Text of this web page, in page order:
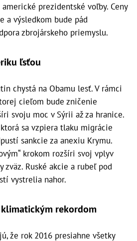
prezidentské voľby. Ceny
a výsledkom bude pád
zbrojárskeho priemyslu.
ľsťou
chystá na Obamu lesť. V rámci
cieľom bude zničenie
svoju moc v Sýrii až za hranice.
sa vzpiera tlaku migrácie
sankcie za anexiu Krymu.
krokom rozšíri svoj vplyv
zväz. Ruské akcie a rubeľ pod
vystrelia nahor.
rekordom
že rok 2016 presiahne všetky